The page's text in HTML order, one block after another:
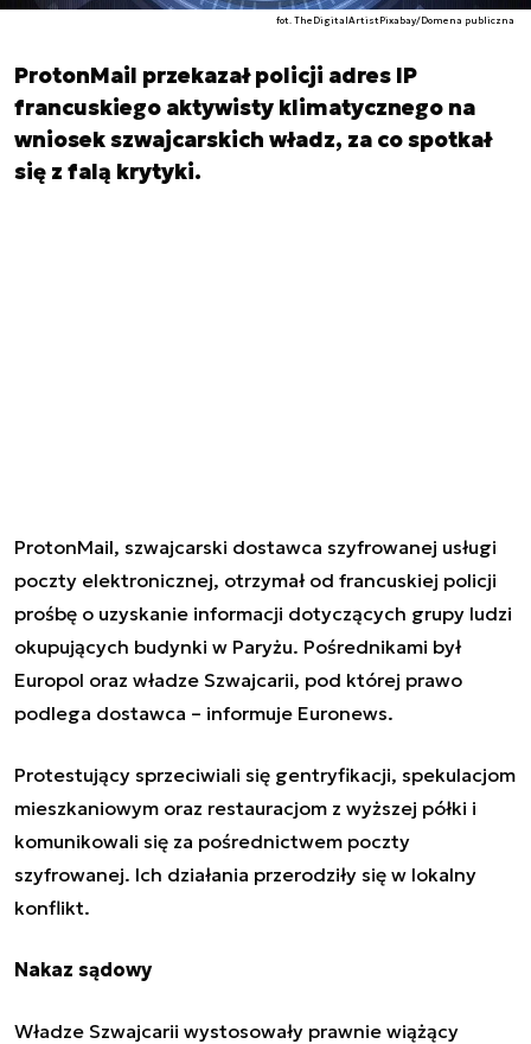
fot. TheDigitalArtistPixabay/Domena publiczna
ProtonMail przekazał policji adres IP
francuskiego aktywisty klimatycznego na
wniosek szwajcarskich władz, za co spotkał
się z falą krytyki.
ProtonMail, szwajcarski dostawca szyfrowanej usługi
poczty elektronicznej, otrzymał od francuskiej policji
prośbę o uzyskanie informacji dotyczących grupy ludzi
okupujących budynki w Paryżu. Pośrednikami był
Europol oraz władze Szwajcarii, pod której prawo
podlega dostawca – informuje Euronews.
Protestujący sprzeciwiali się gentryfikacji, spekulacjom
mieszkaniowym oraz restauracjom z wyższej półki i
komunikowali się za pośrednictwem poczty
szyfrowanej. Ich działania przerodziły się w lokalny
konflikt.
Nakaz sądowy
Władze Szwajcarii wystosowały prawnie wiążący